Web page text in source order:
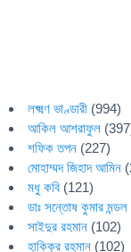
লক্ষ্মণ ভাণ্ডারী (994)
আকিল আশরাফুল
শফিক তপন (227)
মোহাম্মদ জিহাদ আমিন
মধু কবি (121)
ডাঃ সন্তোষ কুমার মন্ডল
সাইদুর রহমান (102)
হাকিকুর রহমান (102)